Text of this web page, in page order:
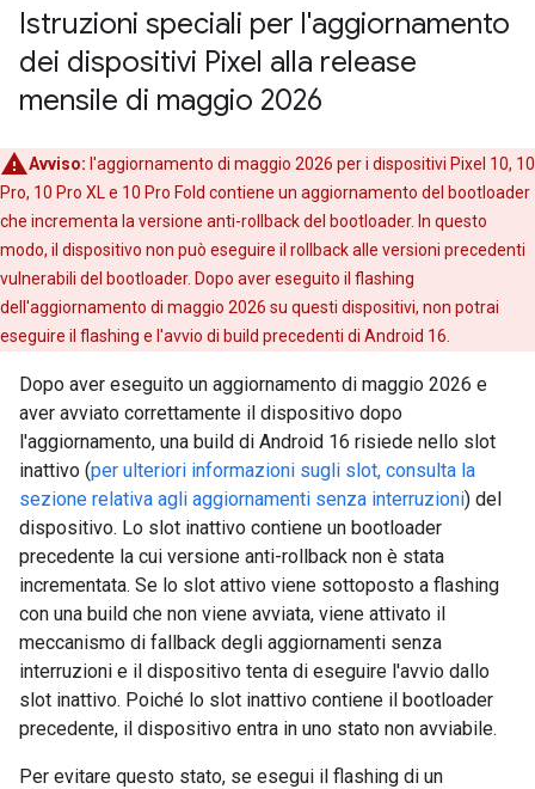
Istruzioni speciali per l'aggiornamento
dei dispositivi Pixel alla release
mensile di maggio 2026
Avviso: l'aggiornamento di maggio 2026 per i dispositivi Pixel 10, 10
Pro, 10 Pro XL e 10 Pro Fold contiene un aggiornamento del bootloader
che incrementa la versione anti-rollback del bootloader. In questo
modo, il dispositivo non può eseguire il rollback alle versioni precedenti
vulnerabili del bootloader. Dopo aver eseguito il flashing
dell'aggiornamento di maggio 2026 su questi dispositivi, non potrai
eseguire il flashing e l'avvio di build precedenti di Android 16.
Dopo aver eseguito un aggiornamento di maggio 2026 e
aver avviato correttamente il dispositivo dopo
l'aggiornamento, una build di Android 16 risiede nello slot
inattivo (per ulteriori informazioni sugli slot, consulta la
sezione relativa agli aggiornamenti senza interruzioni) del
dispositivo. Lo slot inattivo contiene un bootloader
precedente la cui versione anti-rollback non è stata
incrementata. Se lo slot attivo viene sottoposto a flashing
con una build che non viene avviata, viene attivato il
meccanismo di fallback degli aggiornamenti senza
interruzioni e il dispositivo tenta di eseguire l'avvio dallo
slot inattivo. Poiché lo slot inattivo contiene il bootloader
precedente, il dispositivo entra in uno stato non avviabile.
Per evitare questo stato, se esegui il flashing di un